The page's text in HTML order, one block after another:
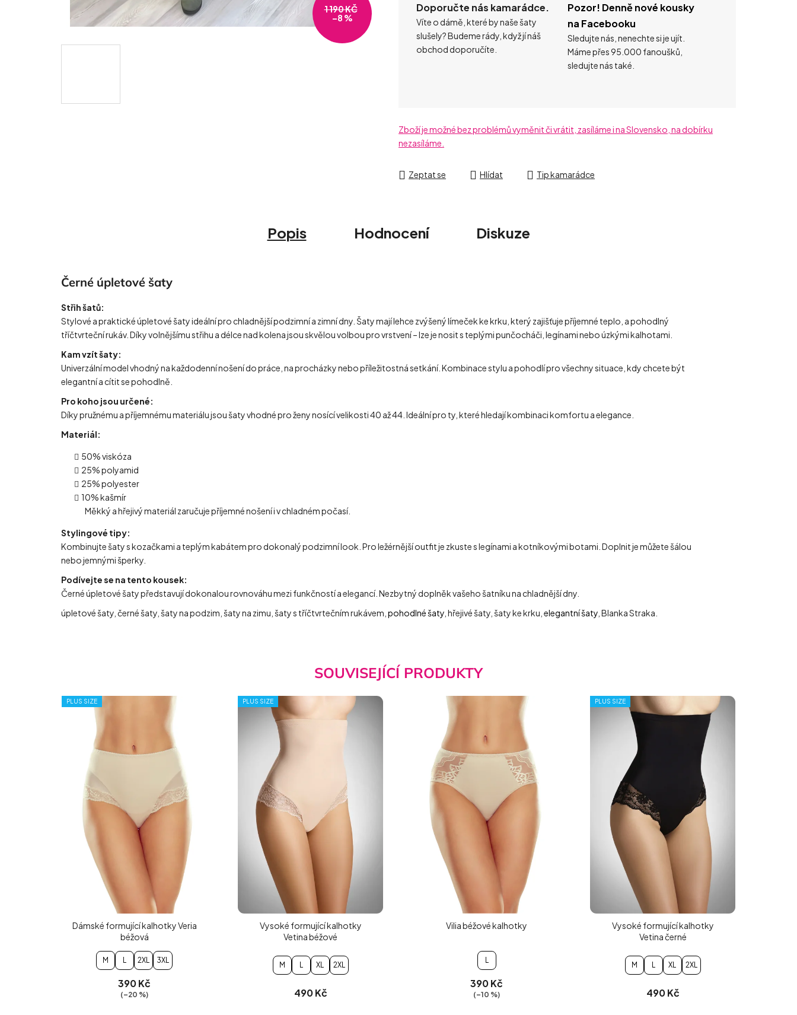
Doporučte nás kamarádce.
Víte o dámě, které by naše šaty
slušely? Budeme rády, když jí náš
obchod doporučíte.
Pozor! Denně nové kousky
na Facebooku
Sledujte nás, nenechte si je ujít.
Máme přes 95.000 fanoušků,
sledujte nás také.
Zboží je možné bez problémů vyměnit či vrátit, zasíláme i na Slovensko, na dobírku
nezasíláme.
Zeptat se Hlídat Tip kamarádce
1 190 KČ
–8 %
Popis Hodnocení Diskuze
Černé úpletové šaty
Střih šatů:
Stylové a praktické úpletové šaty ideální pro chladnější podzimní a zimní dny. Šaty mají lehce zvýšený límeček ke krku, který zajišťuje příjemné teplo, a pohodlný
tříčtvrteční rukáv. Díky volnějšímu střihu a délce nad kolena jsou skvělou volbou pro vrstvení – lze je nosit s teplými punčocháči, legínami nebo úzkými kalhotami.
Kam vzít šaty:
Univerzální model vhodný na každodenní nošení do práce, na procházky nebo příležitostná setkání. Kombinace stylu a pohodlí pro všechny situace, kdy chcete být
elegantní a cítit se pohodlně.
Pro koho jsou určené:
Díky pružnému a příjemnému materiálu jsou šaty vhodné pro ženy nosící velikosti 40 až 44. Ideální pro ty, které hledají kombinaci komfortu a elegance.
Materiál:
50% viskóza
25% polyamid
25% polyester
10% kašmír
Měkký a hřejivý materiál zaručuje příjemné nošení i v chladném počasí.
Stylingové tipy:
Kombinujte šaty s kozačkami a teplým kabátem pro dokonalý podzimní look. Pro ležérnější outfit je zkuste s legínami a kotníkovými botami. Doplnit je můžete šálou
nebo jemnými šperky.
Podívejte se na tento kousek:
Černé úpletové šaty představují dokonalou rovnováhu mezi funkčností a elegancí. Nezbytný doplněk vašeho šatníku na chladnější dny.
úpletové šaty, černé šaty, šaty na podzim, šaty na zimu, šaty s tříčtvrtečním rukávem, pohodlné šaty , hřejivé šaty, šaty ke krku, elegantní šaty , Blanka Straka.
SOUVISEJÍCÍ PRODUKTY
PLUS SIZE
Dámské formující kalhotky Veria
béžová
M 2XL 3XL
390 Kč
(–20 %)
PLUS SIZE
Vysoké formující kalhotky
Vetina béžové
M XL 2XL
490 Kč
Vilia béžové kalhotky
390 Kč
(–10 %)
PLUS SIZE
Vysoké formující kalhotky
Vetina černé
M XL 2XL
490 Kč